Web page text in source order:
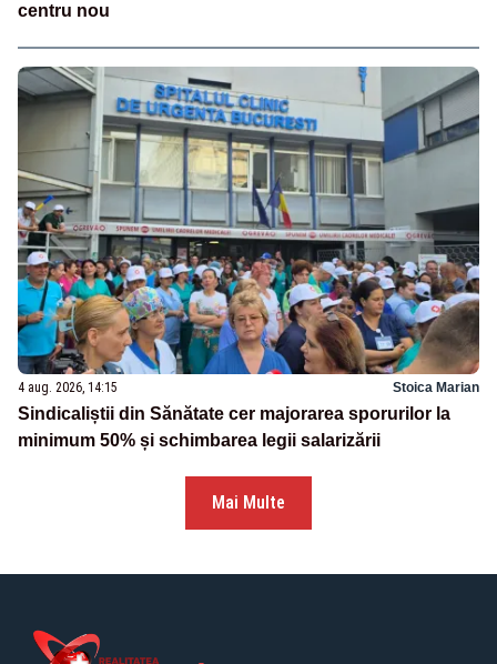
centru nou
4 aug. 2026, 14:15 Stoica Marian
Sindicaliștii din Sănătate cer majorarea sporurilor la
minimum 50% și schimbarea legii salarizării
Mai Multe